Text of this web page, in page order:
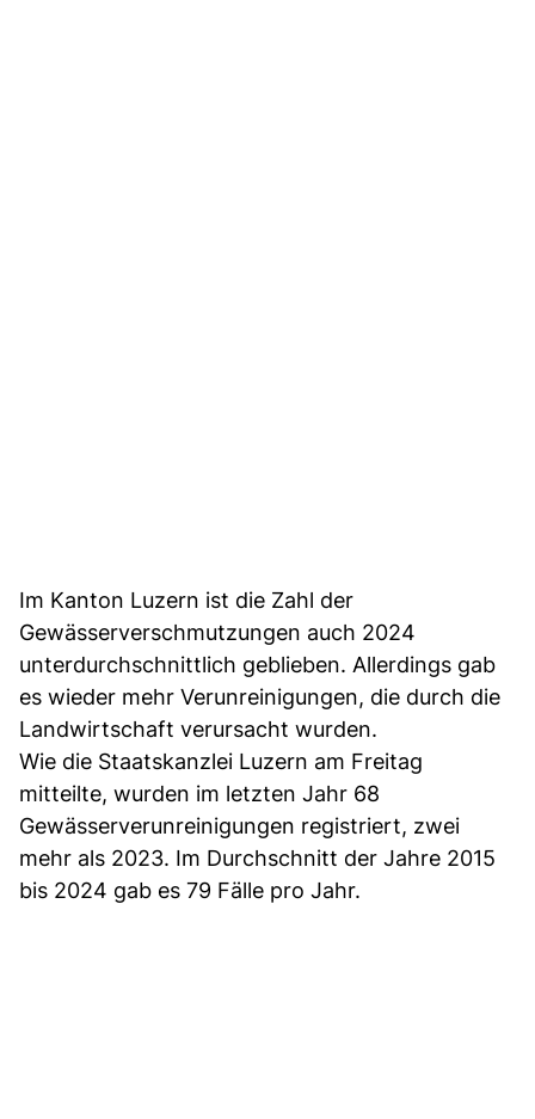
Im Kanton Luzern ist die Zahl der
Gewässerverschmutzungen auch 2024
unterdurchschnittlich geblieben. Allerdings gab
es wieder mehr Verunreinigungen, die durch die
Landwirtschaft verursacht wurden.
Wie die Staatskanzlei Luzern am Freitag
mitteilte, wurden im letzten Jahr 68
Gewässerverunreinigungen registriert, zwei
mehr als 2023. Im Durchschnitt der Jahre 2015
bis 2024 gab es 79 Fälle pro Jahr.